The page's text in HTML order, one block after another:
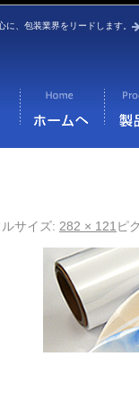
、包装業界をリードします。
ルサイズ: 282 × 121 ピ